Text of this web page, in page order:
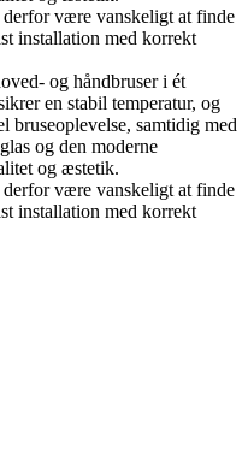
være vanskeligt at finde
installation med korrekt
og håndbruser i ét
en stabil temperatur, og
bruseoplevelse, samtidig med
og den moderne
og æstetik.
være vanskeligt at finde
installation med korrekt